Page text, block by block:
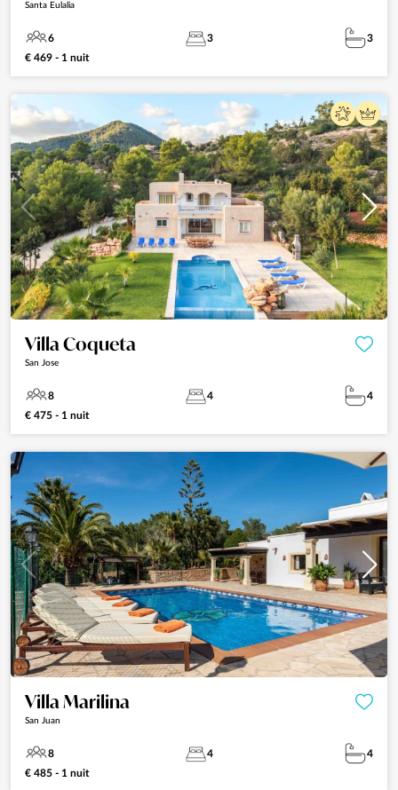
Santa Eulalia
6 3
3
€ 469 - 1 nuit
Villa Coqueta
San Jose
8 4
4
€ 475 - 1 nuit
Villa Marilina
San Juan
8 4
4
€ 485 - 1 nuit